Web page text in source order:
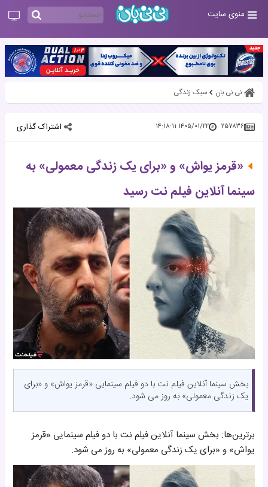
منوی سایت
نی نی بان سبک زندگی
۲۵۷۸۳۶ ۱۴۰۵/۰۱/۲۲ ۱۴:۱۸:۱۱ اشتراک گذاری
«قرمز یواش» و «برای یک زندگی معمولی» به
سینما آنلاین فیلم نت رسید
بخش سینما آنلاین فیلم نت با دو فیلم سینمایی «قرمز یواش» و «برای
یک زندگی معمولی» به روز می شود.
برترین‌ها: بخش سینما آنلاین فیلم نت با دو فیلم سینمایی «قرمز
یواش» و «برای یک زندگی معمولی» به روز می شود.